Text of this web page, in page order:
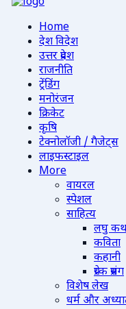
Home
देश विदेश
उत्तर प्रदेश
राजनीति
ट्रेंडिंग
मनोरंजन
क्रिकेट
कृषि
टेक्नोलॉजी / गैजेट्स
लाइफस्टाइल
More
वायरल
स्पेशल
साहित्य
लघु
कविता
कहानी
प्रेरक प्रसंग
विशेष लेख
धर्म और